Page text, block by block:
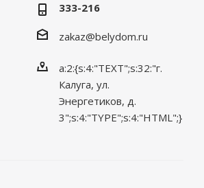
333-216
zakaz@belydom.ru
a:2:{s:4:"TEXT";s:32:"г.
Калуга, ул.
Энергетиков, д.
3";s:4:"TYPE";s:4:"HTML";}